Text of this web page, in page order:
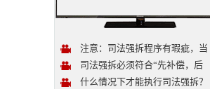
注意：司法强拆程序有瑕疵，当
司法强拆必须符合“先补偿，后
什么情况下才能执行司法强拆？